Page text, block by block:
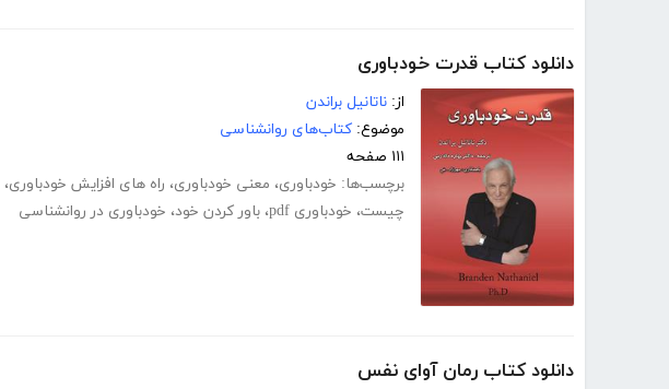
دانلود کتاب قدرت خودباوری
از: ناتانیل براندن
موضوع: کتاب‌های روانشناسی
۱۱۱ صفحه
برچسب‌ها: خودباوری، معنی خودباوری، راه های افزایش خودباوری،
چیست، خودباوری pdf ، باور کردن خود، خودباوری در روانشناسی
دانلود کتاب رمان آوای نفس